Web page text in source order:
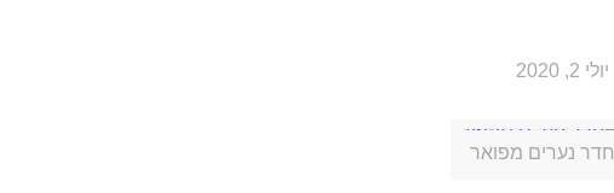
יולי 2, 2020
חדר נערים מפואר